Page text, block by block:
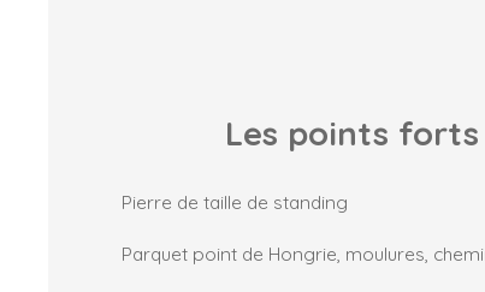
Les points forts
Pierre de taille de standing
Parquet point de Hongrie, moulures,